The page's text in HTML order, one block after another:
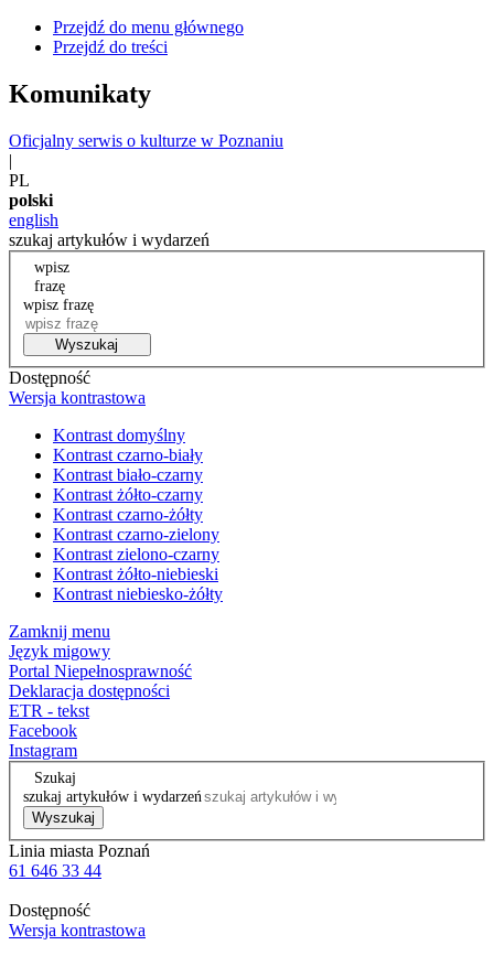
Przejdź do menu głównego
Przejdź do treści
Komunikaty
Oficjalny serwis o kulturze w Poznaniu
|
PL
polski
english
szukaj artykułów i wydarzeń
wpisz
frazę
wpisz frazę
Wyszukaj
Dostępność
Wersja kontrastowa
Kontrast domyślny
Kontrast czarno-biały
Kontrast biało-czarny
Kontrast żółto-czarny
Kontrast czarno-żółty
Kontrast czarno-zielony
Kontrast zielono-czarny
Kontrast żółto-niebieski
Kontrast niebiesko-żółty
Zamknij menu
Język migowy
Portal Niepełnosprawność
Deklaracja dostępności
ETR - tekst
Facebook
Instagram
Szukaj
szukaj artykułów i wydarzeń
Wyszukaj
Linia miasta Poznań
61 646 33 44
Dostępność
Wersja kontrastowa